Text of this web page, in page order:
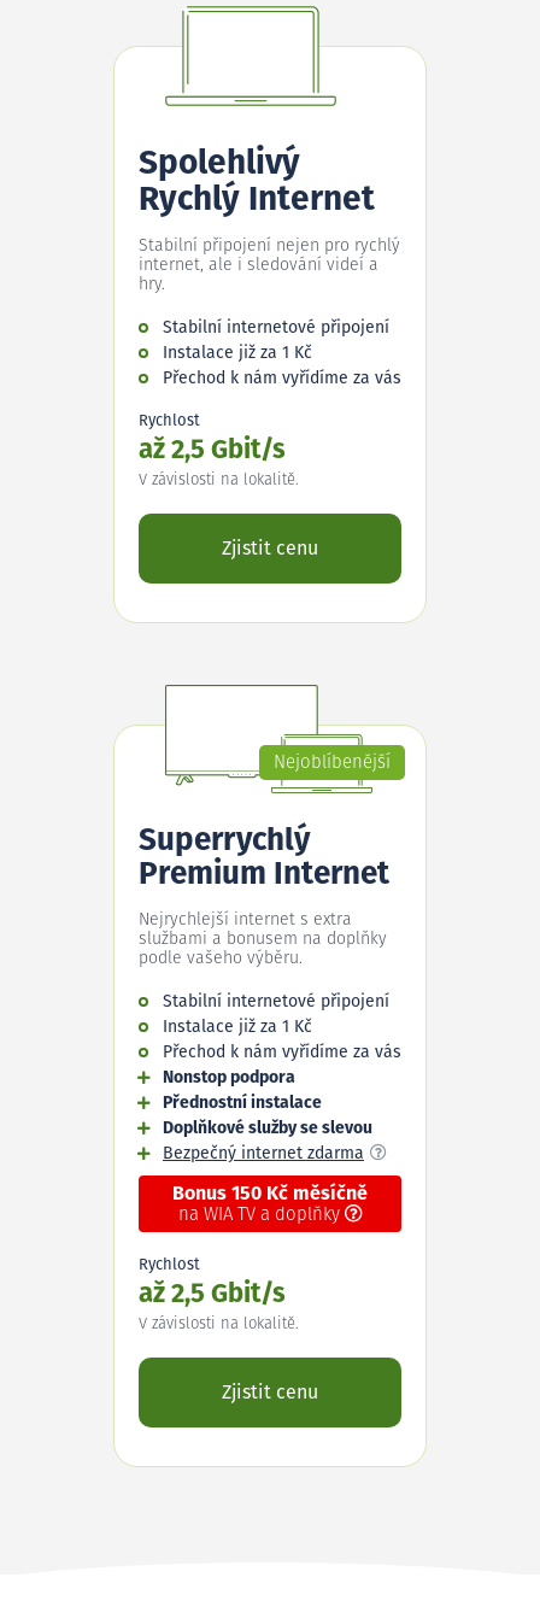
Spolehlivý
Rychlý Internet
Stabilní připojení nejen pro rychlý
internet, ale i sledování videí a
hry.
Stabilní internetové připojení
Instalace již za 1 Kč
Přechod k nám vyřídíme za vás
Rychlost
až 2,5 Gbit/s
V závislosti na lokalitě.
Zjistit cenu
Nejoblíbenější
Superrychlý
Premium Internet
Nejrychlejší internet s extra
službami a bonusem na doplňky
podle vašeho výběru.
Stabilní internetové připojení
Instalace již za 1 Kč
Přechod k nám vyřídíme za vás
Nonstop podpora
Přednostní instalace
Doplňkové služby se slevou
Bezpečný internet zdarma
Bonus 150 Kč měsíčně
na WIA TV a doplňky
Rychlost
až 2,5 Gbit/s
V závislosti na lokalitě.
Zjistit cenu